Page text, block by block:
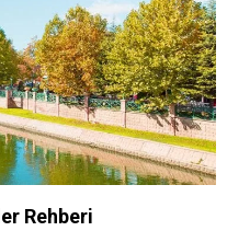
Rehberi